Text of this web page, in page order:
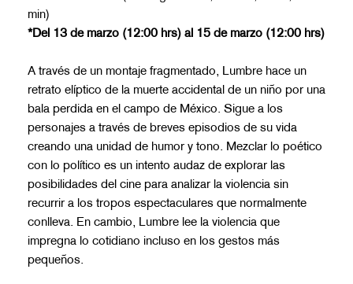
min)
*Del 13 de marzo (12:00 hrs) al 15 de marzo (12:00 hrs)
A través de un montaje fragmentado, Lumbre hace un
retrato elíptico de la muerte accidental de un niño por una
bala perdida en el campo de México. Sigue a los
personajes a través de breves episodios de su vida
creando una unidad de humor y tono. Mezclar lo poético
con lo político es un intento audaz de explorar las
posibilidades del cine para analizar la violencia sin
recurrir a los tropos espectaculares que normalmente
conlleva. En cambio, Lumbre lee la violencia que
impregna lo cotidiano incluso en los gestos más
pequeños.